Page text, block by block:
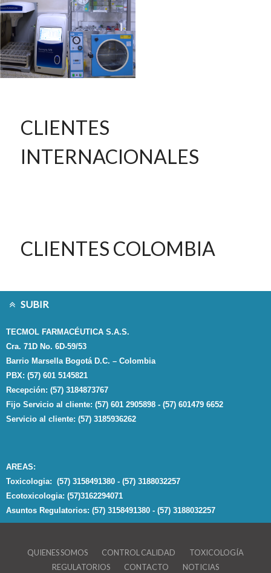
CLIENTES
INTERNACIONALES
CLIENTES COLOMBIA
SUBIR
TECMOL FARMACÉUTICA S.A.S.
Cra. 71D No. 6D-59/53
Barrio Marsella Bogotá D.C. – Colombia
PBX: (57) 601 5145821
Recepción: (57) 3184873767
Fijo Servicio al cliente: (57) 601 2905898 - (57) 601479 6652
Servicio al cliente: (57) 3185936262
AREAS:
Toxicologia: (57) 3158491380 - (57) 3188032257
Ecotoxicologia: (57)3162294071
Asuntos Regulatorios: (57) 3158491380 - (57) 3188032257
QUIENES SOMOS CONTROL CALIDAD
TOXICOLOGÍA
REGULATORIOS
CONTACTO NOTICIAS